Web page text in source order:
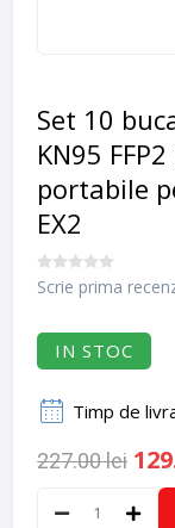
Set 10
KN95
portabile
EX2
Scrie prima
IN STOC
Timp de
227.00 lei